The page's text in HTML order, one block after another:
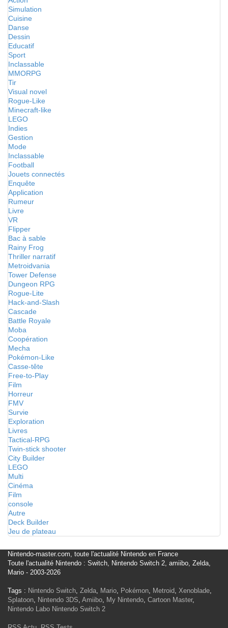
Simulation
Cuisine
Danse
Dessin
Educatif
Sport
Inclassable
MMORPG
Tir
Visual novel
Rogue-Like
Minecraft-like
LEGO
Indies
Gestion
Mode
Inclassable
Football
Jouets connectés
Enquête
Application
Rumeur
Livre
VR
Flipper
Bac à sable
Rainy Frog
Thriller narratif
Metroidvania
Tower Defense
Dungeon RPG
Rogue-Lite
Hack-and-Slash
Cascade
Battle Royale
Moba
Coopération
Mecha
Pokémon-Like
Casse-tête
Free-to-Play
Film
Horreur
FMV
Survie
Exploration
Livres
Tactical-RPG
Twin-stick shooter
City Builder
LEGO
Multi
Cinéma
Film
console
Autre
Deck Builder
Jeu de plateau
Nintendo-master.com, toute l'actualité Nintendo en France
Toute l'actualité Nintendo : Switch, Nintendo Switch 2, amiibo, Zelda,
Mario - 2003-2026
Tags : Nintendo Switch, Zelda, Mario, Pokémon, Metroid, Xenoblade,
Splatoon, Nintendo 3DS, Amiibo, My Nintendo, Cartoon Master,
Nintendo Labo Nintendo Switch 2